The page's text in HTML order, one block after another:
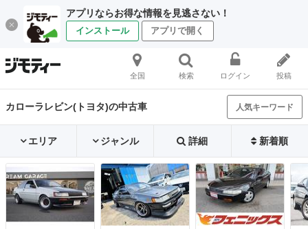
アプリならお得な情報を見逃さない！
インストール アプリで開く
全国 検索 ログイン 投稿
カローラレビン(トヨタ)の中古車 人気キーワード
エリア ジャンル 詳細 新着順